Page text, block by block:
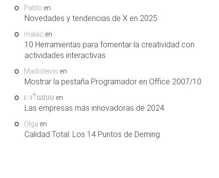
Pablo en
Novedades y tendencias de X en 2025
malac en
10 Herramientas para fomentar la creatividad con
actividades interactivas
Madisleivis en
Mostrar la pestaña Programador en Office 2007/10
ោិយវបប en
Las empresas más innovadoras de 2024
Olga en
Calidad Total: Los 14 Puntos de Deming